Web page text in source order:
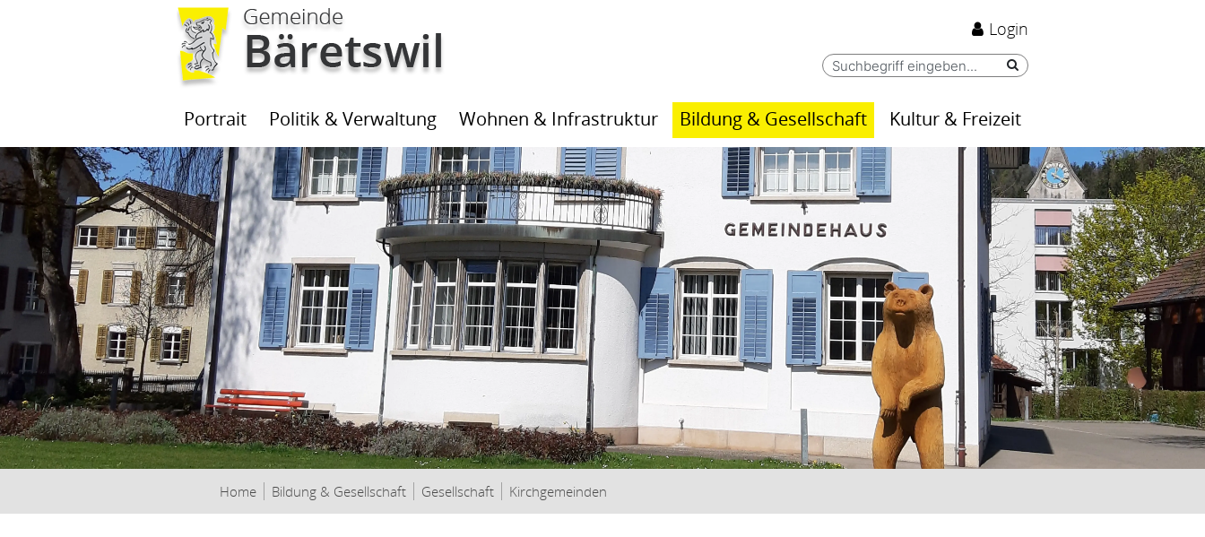
Kopfzeile
Login
Portrait Politik & Verwaltung Wohnen & Infrastruktur Bildung & Gesellschaft Kultur & Freizeit
Home Bildung & Gesellschaft Gesellschaft Kirchgemeinden